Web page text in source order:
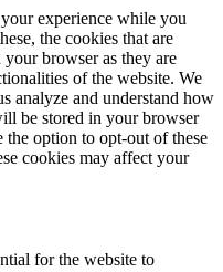
experience while you
the cookies that are
your browser as they are
of the website. We
analyze and understand how
be stored in your browser
option to opt-out of these
cookies may affect your
for the website to